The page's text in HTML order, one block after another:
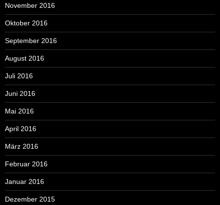
November 2016
Oktober 2016
September 2016
August 2016
Juli 2016
Juni 2016
Mai 2016
April 2016
März 2016
Februar 2016
Januar 2016
Dezember 2015